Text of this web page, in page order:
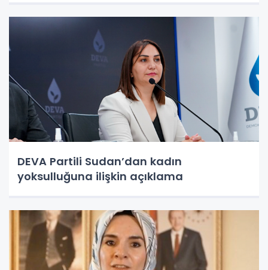
DEVA Partili Sudan’dan kadın
yoksulluğuna ilişkin açıklama